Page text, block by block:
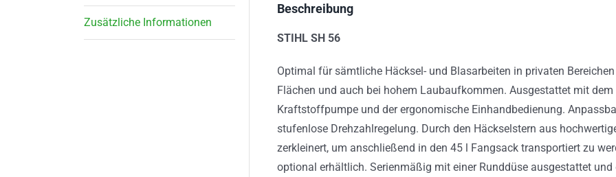
Zusätzliche Informationen
Beschreibung
STIHL SH 56
Optimal für sämtliche Häcksel- und Blasarbeiten in privaten
Flächen und auch bei hohem Laubaufkommen. Ausgestattet mit dem
Kraftstoffpumpe und der ergonomische Einhandbedienung.
stufenlose Drehzahlregelung. Durch den Häckselstern aus
zerkleinert, um anschließend in den 45 l Fangsack transportiert zu
optional erhältlich. Serienmäßig mit einer Runddüse ausgestattet